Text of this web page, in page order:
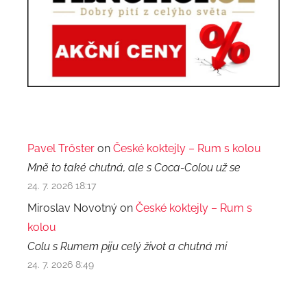
Pavel Trőster on České koktejly – Rum s kolou
Mně to také chutná, ale s Coca-Colou už se
24. 7. 2026 18:17
Miroslav Novotný on České koktejly – Rum s
kolou
Colu s Rumem piju celý život a chutná mi
24. 7. 2026 8:49